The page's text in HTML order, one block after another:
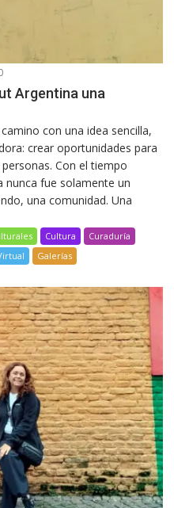
Argentina una
con una idea sencilla,
crear oportunidades para
Con el tiempo
nunca fue solamente un
una comunidad. Una
Cultura
Curaduría
Galerías